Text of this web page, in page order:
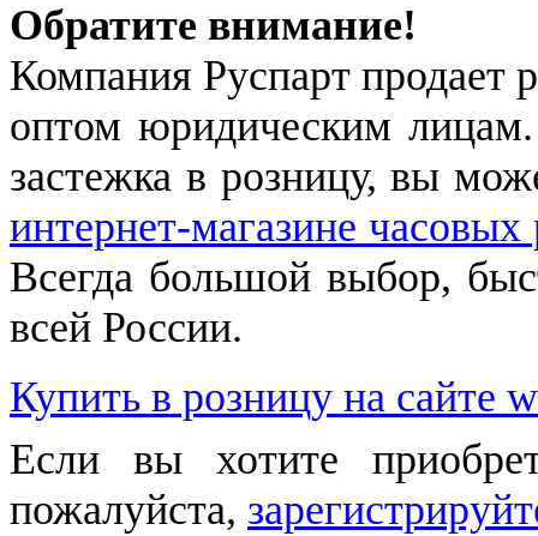
Обратите внимание!
Компания Руспарт продает
оптом юридическим
застежка в розницу, вы
интернет-магазине
Всегда большой выбор,
всей России.
Купить в розницу на сайте
Если вы хотите
пожалуйста,